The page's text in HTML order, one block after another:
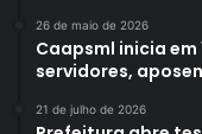
26 de maio de 2026
Caapsml inicia
servidores,
21 de julho de 2026